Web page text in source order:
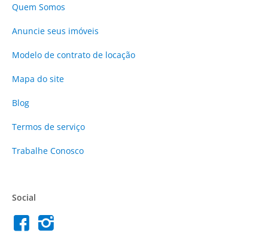
Quem Somos
Anuncie seus imóveis
Modelo de contrato de locação
Mapa do site
Blog
Termos de serviço
Trabalhe Conosco
Social